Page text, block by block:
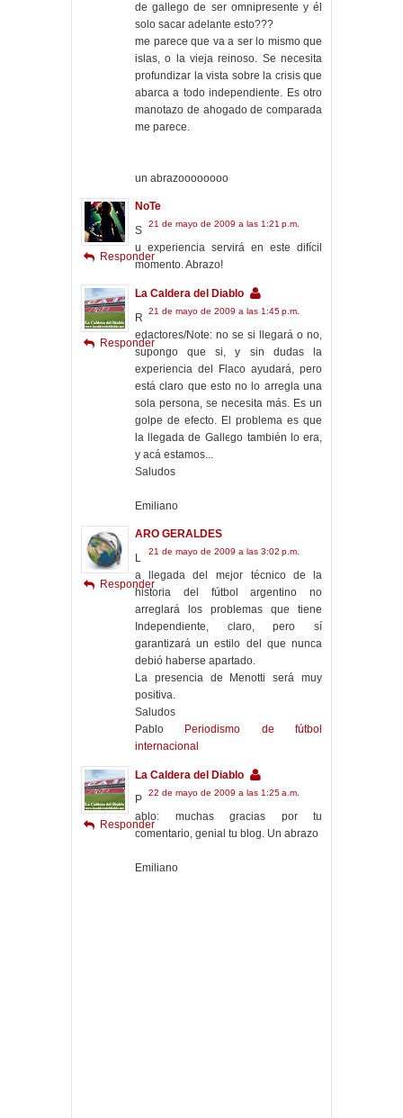
de gallego de ser omnipresente y él
solo sacar adelante esto???
me parece que va a ser lo mismo que
islas, o la vieja reinoso. Se necesita
profundizar la vista sobre la crisis que
abarca a todo independiente. Es otro
manotazo de ahogado de comparada
me parece.
un abrazoooooooo
NoTe
21 de mayo de 2009 a las 1:21 p.m.
S
u experiencia servirá en este difícil
momento. Abrazo!
Responder
La Caldera del Diablo
21 de mayo de 2009 a las 1:45 p.m.
R
edactores/Note: no se si llegará o no,
supongo que si, y sin dudas la
experiencia del Flaco ayudará, pero
está claro que esto no lo arregla una
sola persona, se necesita más. Es un
golpe de efecto. El problema es que
la llegada de Gallego también lo era,
y acá estamos...
Saludos
Emiliano
Responder
ARO GERALDES
21 de mayo de 2009 a las 3:02 p.m.
L
a llegada del mejor técnico de la
historia del fútbol argentino no
arreglará los problemas que tiene
Independiente, claro, pero sí
garantizará un estilo del que nunca
debió haberse apartado.
La presencia de Menotti será muy
positiva.
Saludos
Pablo
Periodismo de fútbol
internacional
Responder
La Caldera del Diablo
22 de mayo de 2009 a las 1:25 a.m.
P
ablo: muchas gracias por tu
comentario, genial tu blog. Un abrazo
Emiliano
Responder